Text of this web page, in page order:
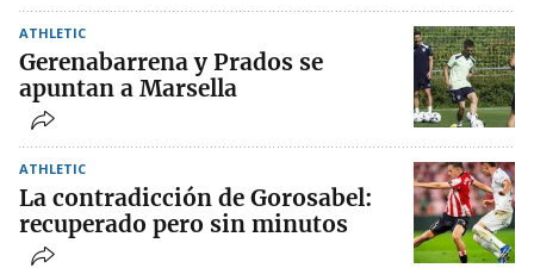
ATHLETIC
Gerenabarrena y Prados se
apuntan a Marsella
ATHLETIC
La contradicción de Gorosabel:
recuperado pero sin minutos